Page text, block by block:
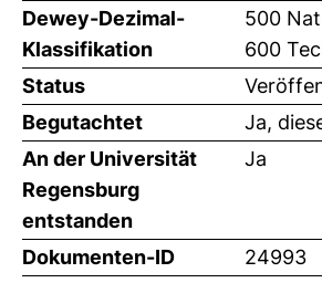
Dewey-Dezimal-
Klassifikation
500
600
Status
Begutachtet
Ja,
An der Universität
Regensburg
entstanden
Ja
Dokumenten-ID 24993